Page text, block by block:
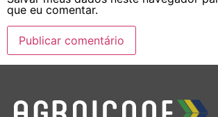
que eu comentar.